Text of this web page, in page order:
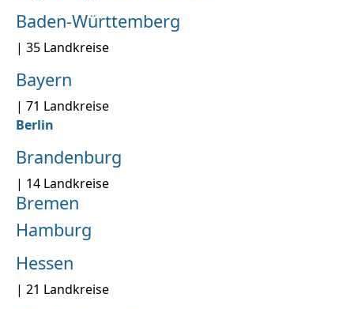
Baden-Württemberg
| 35 Landkreise
Bayern
| 71 Landkreise
Berlin
Brandenburg
| 14 Landkreise
Bremen
Hamburg
Hessen
| 21 Landkreise